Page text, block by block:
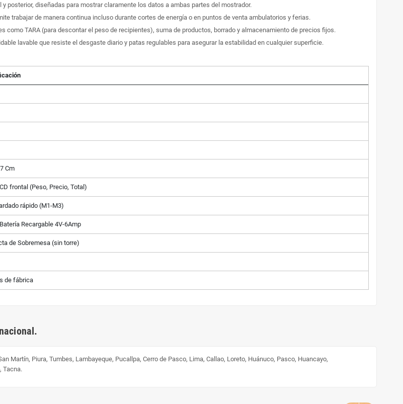
posterior, diseñadas para mostrar claramente los datos a ambas partes del mostrador.
trabajar de manera continua incluso durante cortes de energía o en puntos de venta ambulatorios y ferias.
como TARA (para descontar el peso de recipientes), suma de productos, borrado y almacenamiento de precios fijos.
lavable que resiste el desgaste diario y patas regulables para asegurar la estabilidad en cualquier superficie.
Cm
frontal (Peso, Precio, Total)
rápido (M1-M3)
Recargable 4V-6Amp
de Sobremesa (sin torre)
de fábrica
Martín, Piura, Tumbes, Lambayeque, Pucallpa, Cerro de Pasco, Lima, Callao, Loreto, Huánuco, Pasco, Huancayo,
Tacna.